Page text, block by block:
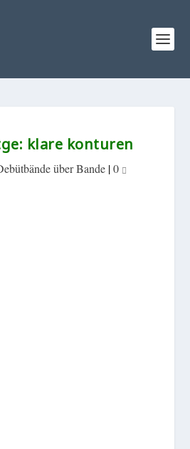
klare konturen
über Bande|0